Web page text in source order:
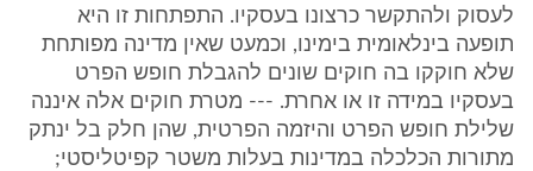
לעסוק ולהתקשר כרצונו בעסקיו. התפתחות זו היא
תופעה בינלאומית בימינו, וכמעט שאין מדינה מפותחת
שלא חוקקו בה חוקים שונים להגבלת חופש הפרט
בעסקיו במידה זו או אחרת. --- מטרת חוקים אלה איננה
שלילת חופש הפרט והיזמה הפרטית, שהן חלק בל ינתק
מתורות הכלכלה במדינות בעלות משטר קפיטליסטי;